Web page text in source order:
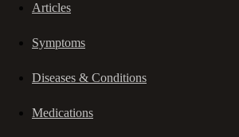
Articles
Symptoms
Diseases & Conditions
Medications